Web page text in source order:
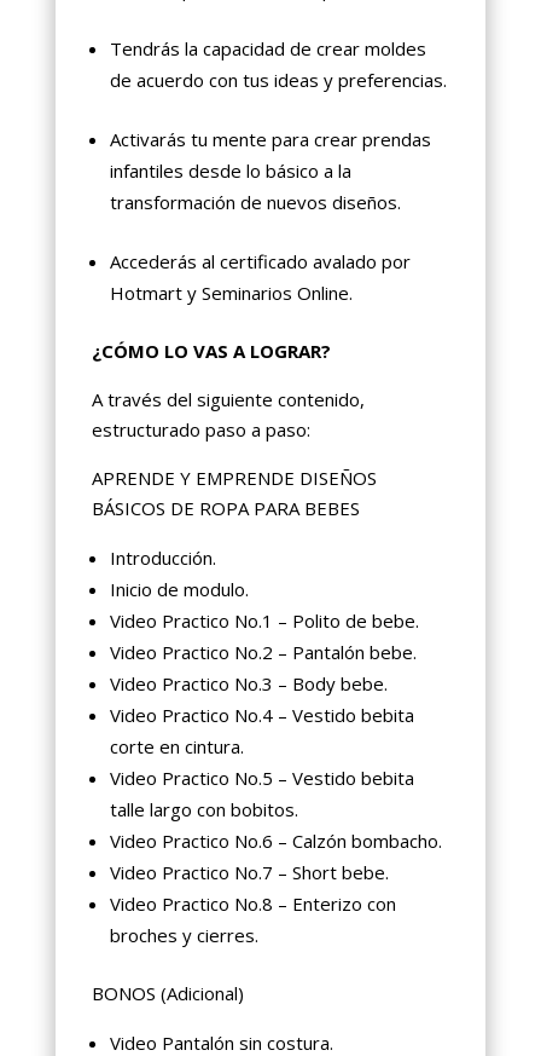
Tendrás la capacidad de crear moldes
de acuerdo con tus ideas y preferencias.
Activarás tu mente para crear prendas
infantiles desde lo básico a la
transformación de nuevos diseños.
Accederás al certificado avalado por
Hotmart y Seminarios Online.
¿CÓMO LO VAS A LOGRAR?
A través del siguiente contenido,
estructurado paso a paso:
APRENDE Y EMPRENDE DISEÑOS
BÁSICOS DE ROPA PARA BEBES
Introducción.
Inicio de modulo.
Video Practico No.1 – Polito de bebe.
Video Practico No.2 – Pantalón bebe.
Video Practico No.3 – Body bebe.
Video Practico No.4 – Vestido bebita
corte en cintura.
Video Practico No.5 – Vestido bebita
talle largo con bobitos.
Video Practico No.6 – Calzón bombacho.
Video Practico No.7 – Short bebe.
Video Practico No.8 – Enterizo con
broches y cierres.
BONOS (Adicional)
Video Pantalón sin costura.